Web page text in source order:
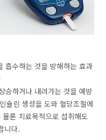
흡수하는 것을 방해하는 효과
승하거나 내려가는 것을 예방
슐린 생성을 도와 혈당조절에
론 치료목적으로 섭취해도
니다.